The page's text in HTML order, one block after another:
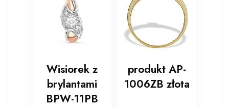
Wisiorek z
brylantami
BPW-11PB
produkt AP-
1006ZB złota